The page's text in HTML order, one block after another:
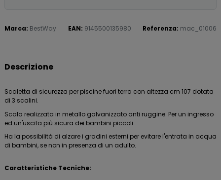
Marca: BestWay EAN: 9145500135980 Referenza: mac_01006
Descrizione
Scaletta di sicurezza per piscine fuori terra con altezza cm 107 dotata
di 3 scalini.
Scala realizzata in metallo galvanizzato anti ruggine. Per un ingresso
ed un'uscita più sicura dei bambini piccoli.
Ha la possibilità di alzare i gradini esterni per evitare l'entrata in acqua
di bambini, se non in presenza di un adulto.
Caratteristiche Tecniche: